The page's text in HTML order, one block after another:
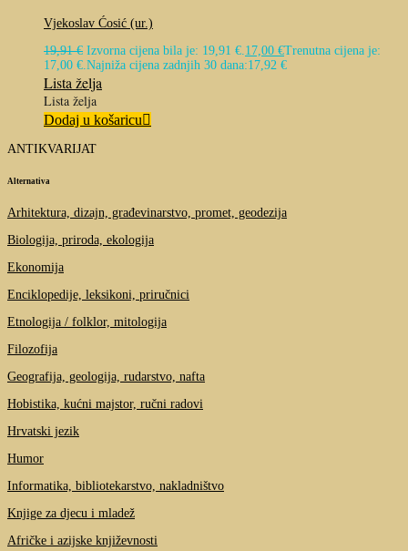
Vjekoslav Ćosić (ur.)
19,91€ Izvorna cijena bila je: 19,91 €.17,00 €Trenutna cijena je:
17,00 €.Najniža cijena zadnjih 30 dana:17,92 €
Lista želja
Lista želja
Dodaj u košaricu
ANTIKVARIJAT
Alternativa
Arhitektura, dizajn, građevinarstvo, promet, geodezija
Biologija, priroda, ekologija
Ekonomija
Enciklopedije, leksikoni, priručnici
Etnologija / folklor, mitologija
Filozofija
Geografija, geologija, rudarstvo, nafta
Hobistika, kućni majstor, ručni radovi
Hrvatski jezik
Humor
Informatika, bibliotekarstvo, nakladništvo
Knjige za djecu i mladež
Afričke i azijske književnosti